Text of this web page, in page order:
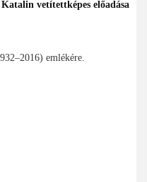
vetítettképes előadása
emlékére.